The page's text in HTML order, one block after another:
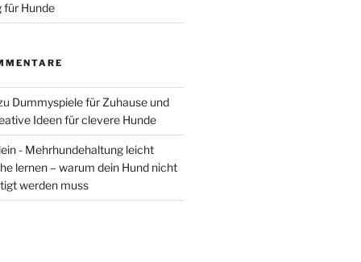
Hunde
Dummyspiele für Zuhause und
Ideen für clevere Hunde
- Mehrhundehaltung leicht
lernen – warum dein Hund nicht
werden muss